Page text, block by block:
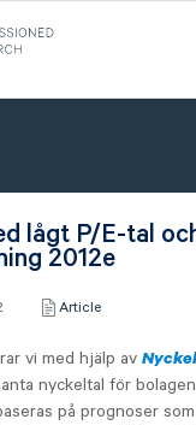
lågt P/E-tal
2012e
Article
vi med hjälp av
nyckeltal för
på prognoser